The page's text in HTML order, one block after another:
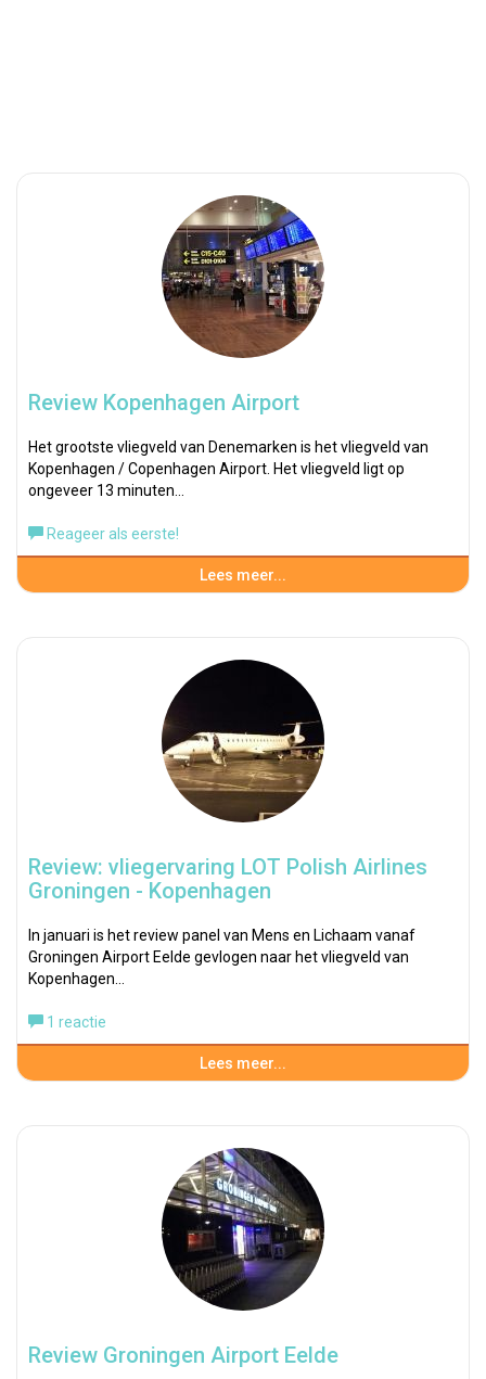
Review Kopenhagen Airport
Het grootste vliegveld van Denemarken is het vliegveld van
Kopenhagen / Copenhagen Airport. Het vliegveld ligt op
ongeveer 13 minuten…
Reageer als eerste!
Lees meer...
Review: vliegervaring LOT Polish Airlines
Groningen - Kopenhagen
In januari is het review panel van Mens en Lichaam vanaf
Groningen Airport Eelde gevlogen naar het vliegveld van
Kopenhagen…
1 reactie
Lees meer...
Review Groningen Airport Eelde